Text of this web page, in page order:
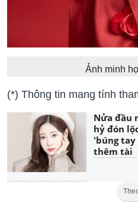
Ảnh minh
(*) Thông tin mang tính
Nửa đầu
hỷ đón
'búng
thêm tài